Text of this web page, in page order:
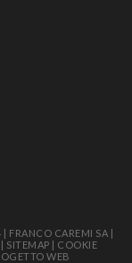
FRANCO CAREMI SA |
| SITEMAP | COOKIE
WEB